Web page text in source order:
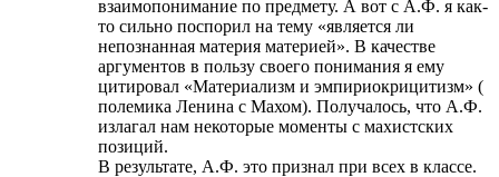
взаимопонимание по предмету. А вот с А.Ф. я как-
то сильно поспорил на тему «является ли
непознанная материя материей». В качестве
аргументов в пользу своего понимания я ему
цитировал «Материализм и эмпириокрицитизм» (
полемика Ленина с Махом). Получалось, что А.Ф.
излагал нам некоторые моменты с махистских
позиций.
В результате, А.Ф. это признал при всех в классе.